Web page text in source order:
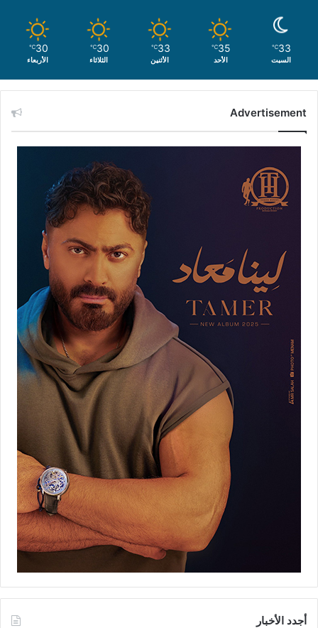
33
℃
السبت
35
℃
الأحد
33
℃
الأثنين
30
℃
الثلاثاء
30
℃
الأربعاء
Advertisement
أجدد الأخبار